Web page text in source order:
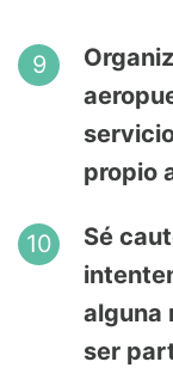
propio
Sé
alguna
ser